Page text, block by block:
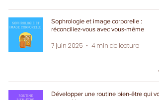
Sophrologie et image corporelle :
réconciliez-vous avec vous-même
7 juin 2025 4 min de lecture
Développer une routine bien-être qui